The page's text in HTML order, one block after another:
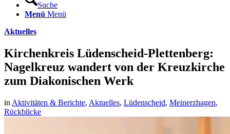
Suche
Menü Menü
Aktuelles
Kirchenkreis Lüdenscheid-Plettenberg:
Nagelkreuz wandert von der Kreuzkirche
zum Diakonischen Werk
in Aktivitäten & Berichte, Aktuelles, Lüdenscheid, Meinerzhagen,
Rückblicke